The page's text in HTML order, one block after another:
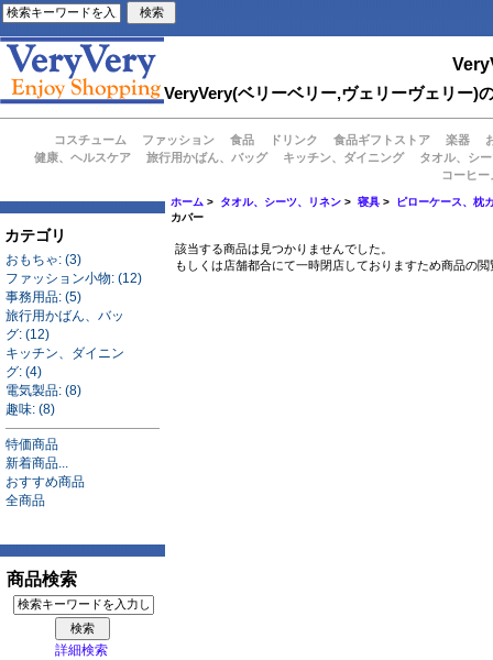
VeryVery(ベリーベリー,ヴェリーヴェリー)
コスチューム ファッション 食品 ドリンク 食品ギフトストア 楽器
健康、ヘルスケア
旅行用かばん、バッグ キッチン、ダイニング
タオル、シ
コーヒ
カテゴリ
おもちゃ: (3)
ファッション小物: (12)
事務用品: (5)
旅行用かばん、バッ
グ: (12)
キッチン、ダイニン
グ: (4)
電気製品: (8)
趣味: (8)
特価商品
新着商品...
おすすめ商品
全商品
商品検索
詳細検索
ホーム > タオル、シーツ、リネン >寝具 >
ピローケース、枕
カバー
該当する商品は見つかりませんでした。
もしくは店舗都合にて一時閉店しておりますため商品の